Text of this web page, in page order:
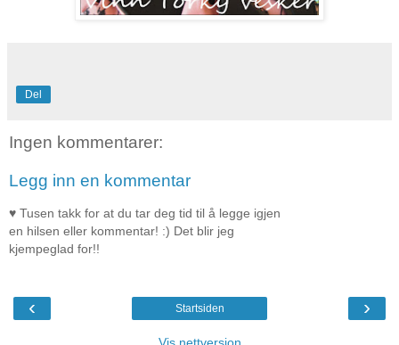
Del
Ingen kommentarer:
Legg inn en kommentar
♥ Tusen takk for at du tar deg tid til å legge igjen
en hilsen eller kommentar! :) Det blir jeg
kjempeglad for!!
‹ ›
Startsiden